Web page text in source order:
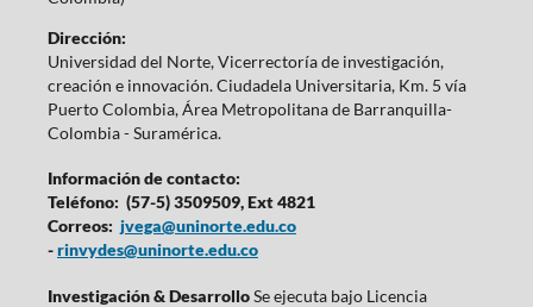
Dirección:
Universidad del Norte, Vicerrectoría de investigación,
creación e innovación. Ciudadela Universitaria, Km. 5 vía
Puerto Colombia, Área Metropolitana de Barranquilla-
Colombia - Suramérica.
Información de contacto:
Teléfono: (57-5) 3509509, Ext 4821
Correos: jvega@uninorte.edu.co
-rinvydes@uninorte.edu.co
Investigación & DesarrolloSe ejecuta bajo Licencia